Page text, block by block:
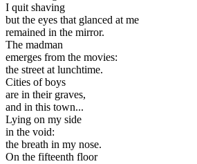
I quit shaving
but the eyes that glanced at me
remained in the mirror.
The madman
emerges from the movies:
the street at lunchtime.
Cities of boys
are in their graves,
and in this town...
Lying on my side
in the void:
the breath in my nose.
On the fifteenth floor